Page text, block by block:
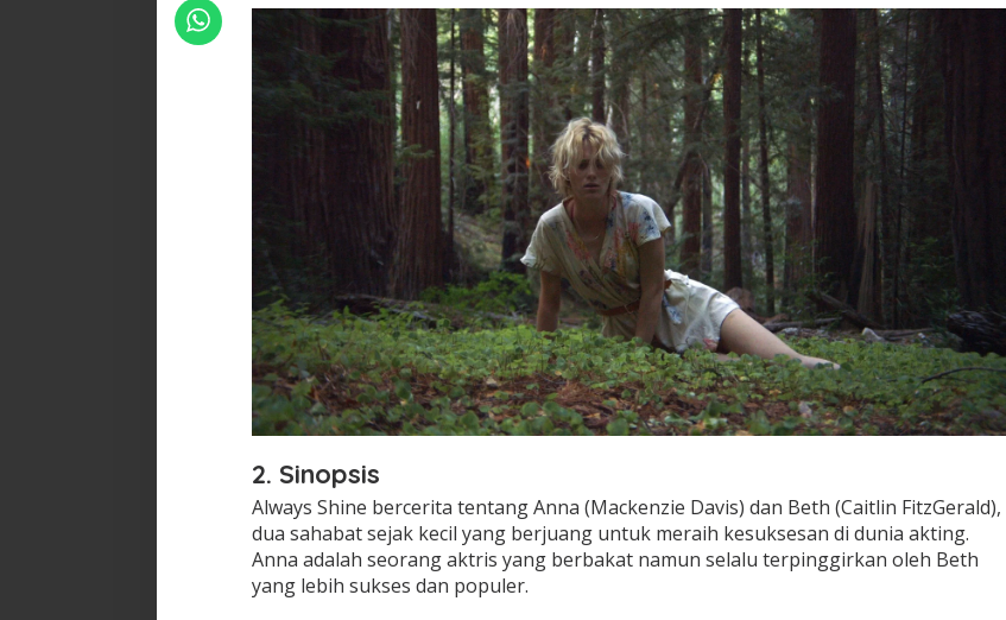
2. Sinopsis
Always Shine bercerita tentang Anna (Mackenzie Davis) dan Beth (Caitlin FitzGerald),
dua sahabat sejak kecil yang berjuang untuk meraih kesuksesan di dunia akting.
Anna adalah seorang aktris yang berbakat namun selalu terpinggirkan oleh Beth
yang lebih sukses dan populer.